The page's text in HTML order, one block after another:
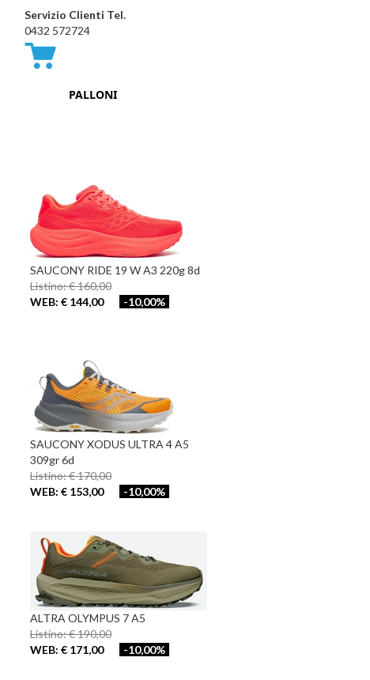
Servizio Clienti Tel.
0432 572724
PALLONI
SAUCONY RIDE 19 W A3 220g 8d
Listino: € 160,00
WEB: € 144,00
-10,00%
SAUCONY XODUS ULTRA 4 A5
309gr 6d
Listino: € 170,00
WEB: € 153,00
-10,00%
ALTRA OLYMPUS 7 A5
Listino: € 190,00
WEB: € 171,00
-10,00%